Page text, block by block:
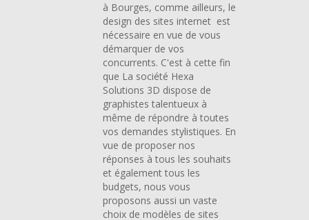
à Bourges, comme ailleurs, le
design des sites internet est
nécessaire en vue de vous
démarquer de vos
concurrents. C'est à cette fin
que La société Hexa
Solutions 3D dispose de
graphistes talentueux à
même de répondre à toutes
vos demandes stylistiques. En
vue de proposer nos
réponses à tous les souhaits
et également tous les
budgets, nous vous
proposons aussi un vaste
choix de modèles de sites